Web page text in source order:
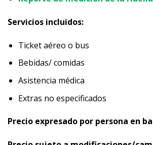
Servicios incluidos:
Ticket aéreo o bus
Bebidas/ comidas
Asistencia médica
Extras no especificados
Precio expresado por persona en